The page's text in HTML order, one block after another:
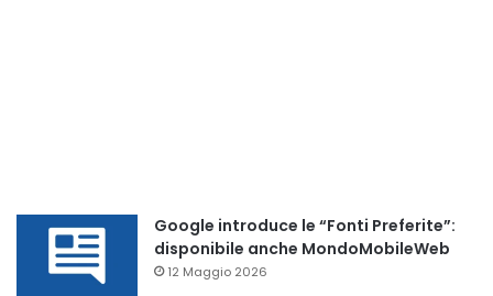
Google introduce le “Fonti Preferite”:
disponibile anche MondoMobileWeb
12 Maggio 2026